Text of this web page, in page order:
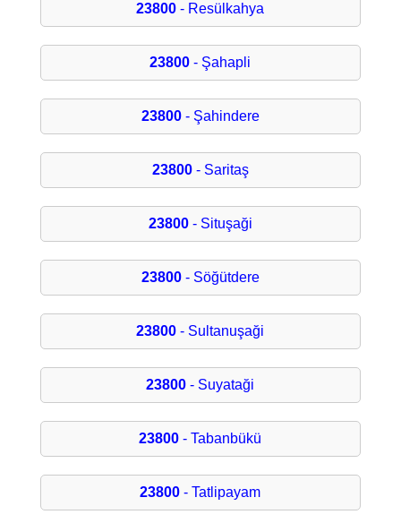
23800 - Resülkahya
23800 - Şahapli
23800- Şahindere
23800- Saritaş
23800- Situşaği
23800- Söğütdere
23800 - Sultanuşaği
23800 - Suyataği
23800 - Tabanbükü
23800 - Tatlipayam